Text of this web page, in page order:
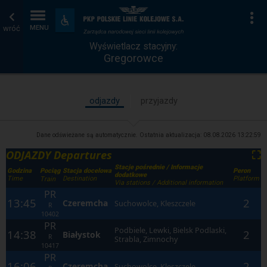
wróć MENU
Dostępność
i
udogodnienia
Wyświetlacz
stacyjny
Strona
główna
Wyświetlacz stacyjny:
Gregorowce
odjazdy przyjazdy
Dane odświeżane są automatycznie. Ostatnia aktualizacja: 08.08.2026 13:22:59
ODJAZDY Departures ⛶
Godzina
Time
Pociąg
Train
Stacja docelowa
Destination
Stacje pośrednie / Informacje
dodatkowe
Via stations / Additional information
Peron
Platform
13:45
PR
R
10402
Czeremcha Suchowolce, Kleszczele 2
14:38
PR
R
10417
Białystok
Podbiele, Lewki, Bielsk Podlaski,
Strabla, Zimnochy
2
PR